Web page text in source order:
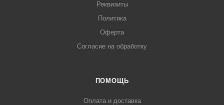
Реквизиты
Политика
Оферта
Согласие на обработку
ПОМОЩЬ
Оплата и доставка